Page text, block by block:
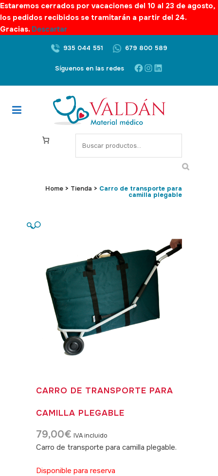
Estaremos cerrados por vacaciones del 10 al 23 de agosto,
los pedidos recibidos se tramitarán a partir del 24.
Gracias. Descartar
935 044 551 679 800 589
Síguenos en las redes Facebook
Instagram
LinkedIn
S
e
c
Home > Tienda > Carro de transporte para
camilla plegable
🔍
CARRO DE TRANSPORTE PARA
CAMILLA PLEGABLE
79,00€ IVA incluido
Carro de transporte para camilla plegable.
Disponible para reserva